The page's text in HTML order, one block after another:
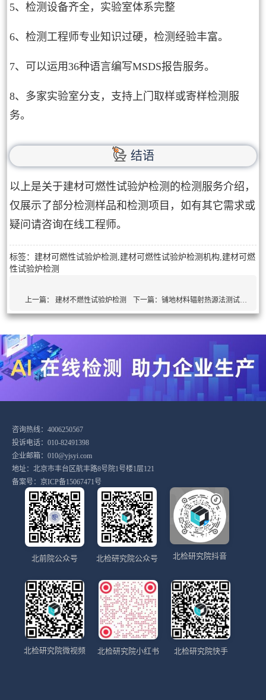
5、检测设备齐全，实验室体系完整
6、检测工程师专业知识过硬，检测经验丰富。
7、可以运用36种语言编写MSDS报告服务。
8、多家实验室分支，支持上门取样或寄样检测服
务。
结语
以上是关于建材可燃性试验炉检测的检测服务介绍，
仅展示了部分检测样品和检测项目，如有其它需求或
疑问请咨询在线工程师。
标签：建材可燃性试验炉检测,建材可燃性试验炉检测机构,建材可燃
性试验炉检测
上一篇：建材不燃性试验炉检测 下一篇： 铺地材料辐射热源法测试仪检测
咨询热线：4006250567
投诉电话：010-82491398
企业邮箱：010@yjsyi.com
地址：北京市丰台区航丰路8号院1号楼1层121
备案号： 京ICP备15067471号
北前院公众号 北检研究院公众号 北检研究院抖音
北检研究院微视频 北检研究院小红书 北检研究院快手